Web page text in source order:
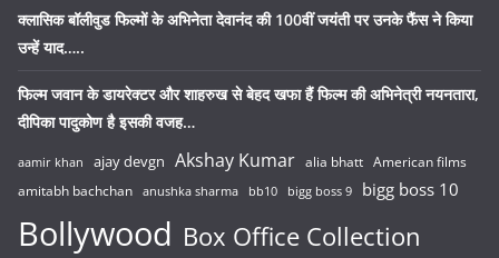
क्लासिक बॉलीवुड फिल्मों के अभिनेता देवानंद की 100वीं जयंती पर उनके फैंस ने किया
उन्हें याद…..
फिल्म जवान के डायरेक्टर और शाहरुख से बेहद खफा हैं फिल्म की अभिनेत्री नयनतारा,
दीपिका पादुकोण है इसकी वजह…
aamir khan ajay devgn Akshay Kumar alia bhatt American films
amitabh bachchan anushka sharma bb10 bigg boss 9 bigg boss 10
Bollywood Box Office Collection